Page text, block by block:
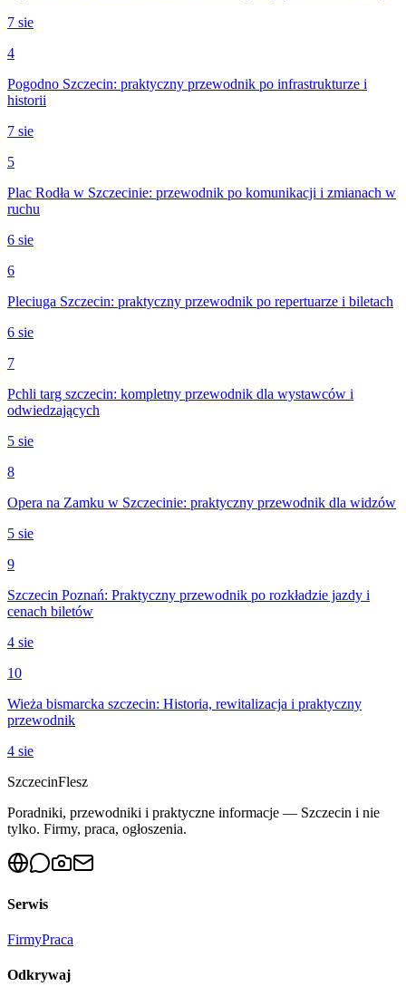
7 sie
4
Pogodno Szczecin: praktyczny przewodnik po infrastrukturze i
historii
7 sie
5
Plac Rodła w Szczecinie: przewodnik po komunikacji i zmianach w
ruchu
6 sie
6
Pleciuga Szczecin: praktyczny przewodnik po repertuarze i biletach
6 sie
7
Pchli targ szczecin: kompletny przewodnik dla wystawców i
odwiedzających
5 sie
8
Opera na Zamku w Szczecinie: praktyczny przewodnik dla widzów
5 sie
9
Szczecin Poznań: Praktyczny przewodnik po rozkładzie jazdy i
cenach biletów
4 sie
10
Wieża bismarcka szczecin: Historia, rewitalizacja i praktyczny
przewodnik
4 sie
SzczecinFlesz
Poradniki, przewodniki i praktyczne informacje — Szczecin i nie
tylko. Firmy, praca, ogłoszenia.
Serwis
FirmyPraca
Odkrywaj